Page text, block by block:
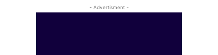
- Advertisment -